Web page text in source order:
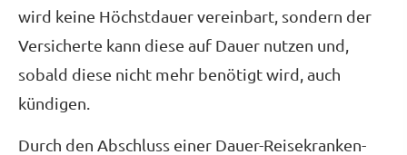
wird keine Höchstdauer vereinbart, sondern der
Versicherte kann diese auf Dauer nutzen und,
sobald diese nicht mehr benötigt wird, auch
kündigen.
Durch den Abschluss einer Dauer-Reise­kranken­